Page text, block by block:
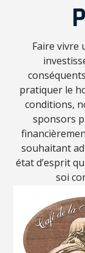
Faire vivre
pratiquer le
conditions,
sponsors
souhaitant
état d’esprit
soi